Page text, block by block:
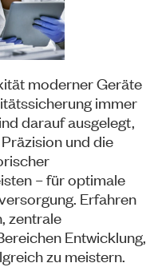
moderner Geräte
immer
darauf ausgelegt,
und die
– für optimale
Erfahren
zentrale
Entwicklung,
zu meistern.